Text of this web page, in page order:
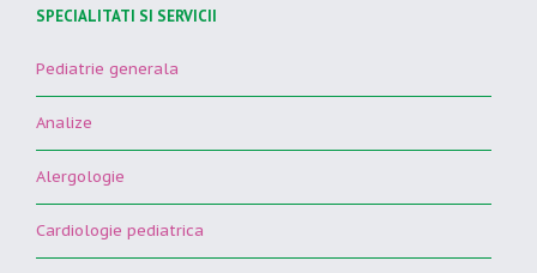
SPECIALITATI SI SERVICII
Pediatrie generala
Analize
Alergologie
Cardiologie pediatrica